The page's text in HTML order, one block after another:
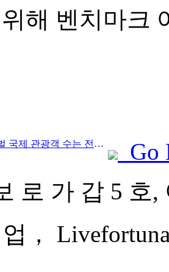
해 벤치마크
Prev:상반기 글로벌 국제 관광객 수는 전년 대비 5% 증가했습니다.
Go
로 가 갑 5 호,
，